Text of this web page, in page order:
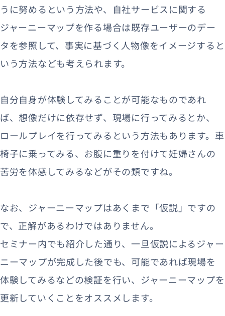
うに努めるという方法や、自社サービスに関する
ジャーニーマップを作る場合は既存ユーザーのデー
タを参照して、事実に基づく人物像をイメージすると
いう方法なども考えられます。
自分自身が体験してみることが可能なものであれ
ば、想像だけに依存せず、現場に行ってみるとか、
ロールプレイを行ってみるという方法もあります。車
椅子に乗ってみる、お腹に重りを付けて妊婦さんの
苦労を体感してみるなどがその類ですね。
なお、ジャーニーマップはあくまで「仮説」ですの
で、正解があるわけではありません。
セミナー内でも紹介した通り、一旦仮説によるジャー
ニーマップが完成した後でも、可能であれば現場を
体験してみるなどの検証を行い、ジャーニーマップを
更新していくことをオススメします。